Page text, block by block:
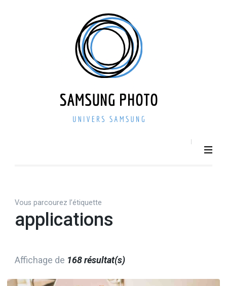
Vous parcourez l’étiquette
applications
Affichage de 168 résultat(s)